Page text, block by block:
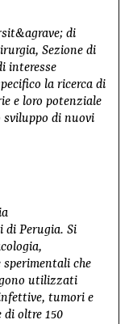
di
Sezione di
interesse
la ricerca di
e loro potenziale
di nuovi
di Perugia. Si
sperimentali che
utilizzati
tumori e
oltre 150